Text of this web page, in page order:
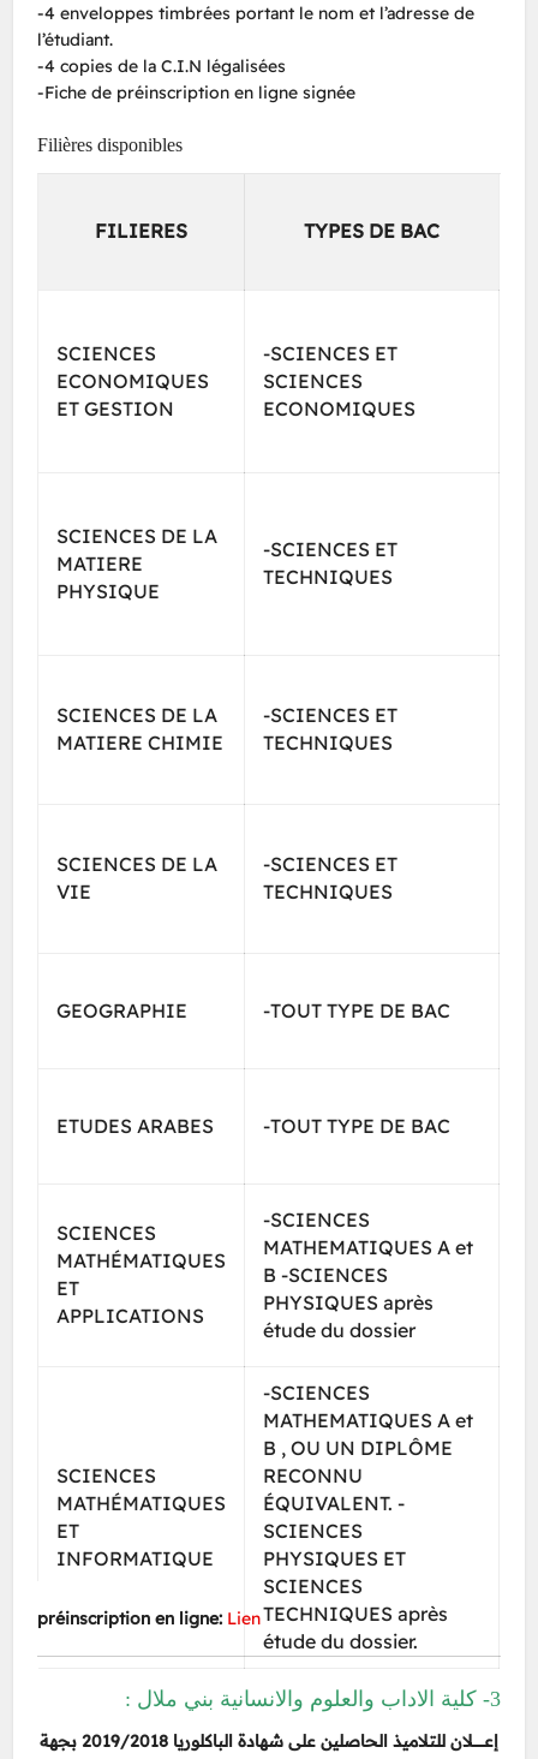
-4 enveloppes timbrées portant le nom et l’adresse de
l’étudiant.
-4 copies de la C.I.N légalisées
-Fiche de préinscription en ligne signée
Filières disponibles
FILIERES TYPES DE BAC
SCIENCES
ECONOMIQUES
ET GESTION
-SCIENCES ET
SCIENCES
ECONOMIQUES
SCIENCES DE LA
MATIERE
PHYSIQUE
-SCIENCES ET
TECHNIQUES
SCIENCES DE LA
MATIERE CHIMIE
-SCIENCES ET
TECHNIQUES
SCIENCES DE LA
VIE
-SCIENCES ET
TECHNIQUES
GEOGRAPHIE -TOUT TYPE DE BAC
ETUDES ARABES -TOUT TYPE DE BAC
SCIENCES
MATHÉMATIQUES
ET
APPLICATIONS
-SCIENCES
MATHEMATIQUES A et
B -SCIENCES
PHYSIQUES après
étude du dossier
SCIENCES
MATHÉMATIQUES
ET
INFORMATIQUE
-SCIENCES
MATHEMATIQUES A et
B , OU UN DIPLÔME
RECONNU
ÉQUIVALENT. -
SCIENCES
PHYSIQUES ET
SCIENCES
TECHNIQUES après
étude du dossier.
préinscription en ligne: Lien
3- كلية الاداب والعلوم والانسانية بني ملال :
إعـــــــــلان للتلاميذ الحاصلين على شهادة الباكلوريا 2019/2018 بجهة